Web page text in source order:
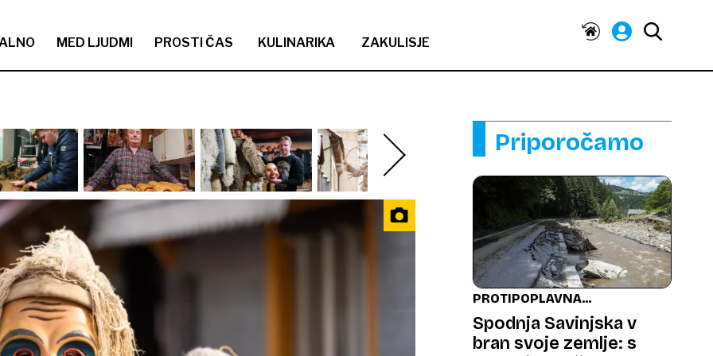
MED LJUDMI PROSTI ČAS KULINARIKA ZAKULISJE
Priporočamo
PROTIPOPLAVNA
VARNOST
Spodnja Savinjska v
bran svoje zemlje: s